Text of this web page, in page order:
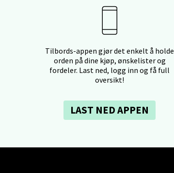
Tilbords-appen gjør det enkelt å holde
orden på dine kjøp, ønskelister og
fordeler. Last ned, logg inn og få full
oversikt!
LAST NED APPEN
- Thon Senter Lagunen
10-21
markensgate 25B, 4611 Kristiansand